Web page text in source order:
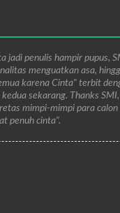
jadi penulis hampir pupus,
menguatkan asa,
karena Cinta" terbit
sekarang. Thanks
mimpi-mimpi para calon
penuh cinta".